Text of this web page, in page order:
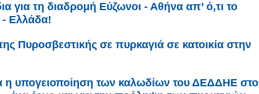
για τη διαδρομή Εύζωνοι - Αθήνα απ’ ό,τι το
- Ελλάδα!
Πυροσβεστικής σε πυρκαγιά σε κατοικία στην
υπογειοποίηση των καλωδίων του ΔΕΔΔΗΕ στο